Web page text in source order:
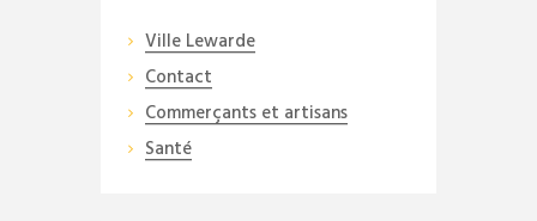
Ville Lewarde
Contact
Commerçants et artisans
Santé